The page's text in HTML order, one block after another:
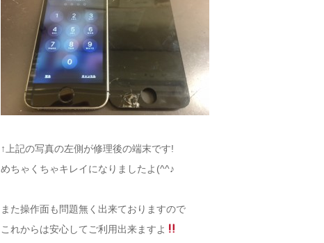
↑上記の写真の左側が修理後の端末です!
めちゃくちゃキレイになりましたよ(^^♪
また操作面も問題無く出来ておりますので
これからは安心してご利用出来ますよ